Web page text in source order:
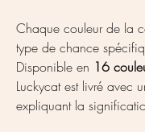
Chaque couleur de la
type de chance
Disponible en 16
Luckycat est livré avec
expliquant la